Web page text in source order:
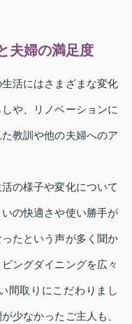
夫婦の満足度
活にはさまざまな変化
や、リノベーションに
教訓や他の夫婦へのア
の様子や変化について
の快適さや使い勝手が
たという声が多く聞か
ングダイニングを広々
間取りにこだわりまし
少なかったご主人も、